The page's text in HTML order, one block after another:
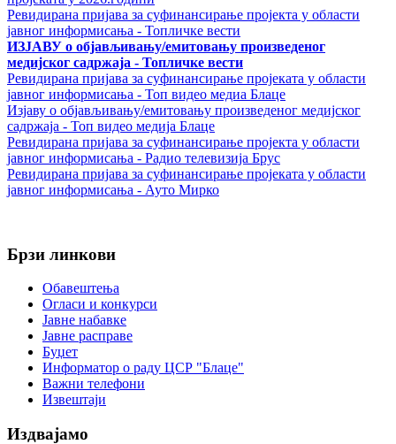
veren
casino
siteleri
Yeni
Bonus
Veren
Siteler
Ревидирана пријава за суфинансирање пројекта у области
јавног информисањa - Топличке вести
ИЗЈАВУ о објављивању/емитовању произведеног
медијског садржаја - Топличке вести
Ревидирана пријава за суфинансирање пројеката у области
јавног информисања - Топ видео медиа Блаце
Изјаву о објављивању/емитовању произведеног медијског
садржаја - Топ видео медија Блаце
Ревидирана пријава за суфинансирање пројекта у области
јавног информисања - Радио телевизија Брус
Ревидирана пријава за суфинансирање пројеката у области
јавног информисања - Ауто Мирко
Брзи линкови
Обавештења
Огласи и конкурси
Јавне набавке
Јавне расправе
Буџет
Информатор о раду ЦСР "Блаце"
Важни телефони
Извештаји
Издвајамо